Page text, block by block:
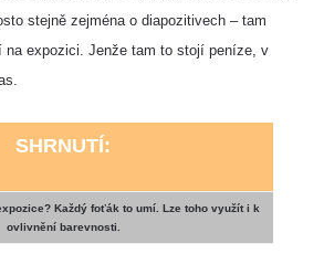
stejně zejména o diapozitivech – tam
na expozici. Jenže tam to stojí peníze, v
SHRNUTÍ:
Každý foťák to umí. Lze toho využít i k
ovlivnění barevnosti.